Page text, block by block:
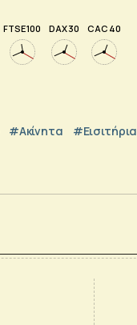
FTSE 100 DAX 30 CAC 40
#Ακίνητα #εισιτήρια